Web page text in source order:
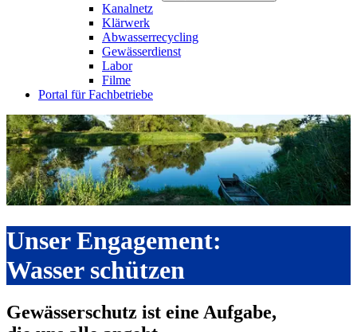
Kanalnetz
Klärwerk
Abwasserrecycling
Gewässerdienst
Labor
Filme
Portal für Fachbetriebe
Unser Engagement:
Wasser schützen
Gewässerschutz ist eine Aufgabe,